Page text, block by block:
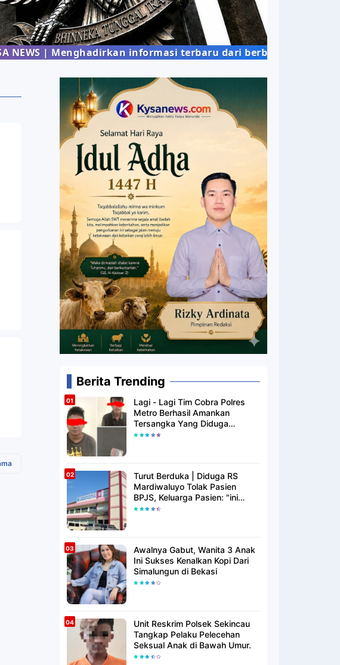
| Menghadirkan informasi terbaru dari berbagai bidang
Berita Trending
Lagi - Lagi Tim Cobra Polres
Metro Berhasil Amankan
Tersangka Yang Diduga
Pengguna Narkotika
Turut Berduka | Diduga RS
Mardiwaluyo Tolak Pasien
BPJS, Keluarga Pasien: "ini
Yang Katanya Bukan Keadaan
Awalnya Gabut, Wanita 3 Anak
Ini Sukses Kenalkan Kopi Dari
Simalungun di Bekasi
Unit Reskrim Polsek Sekincau
Tangkap Pelaku Pelecehan
Seksual Anak di Bawah Umur.